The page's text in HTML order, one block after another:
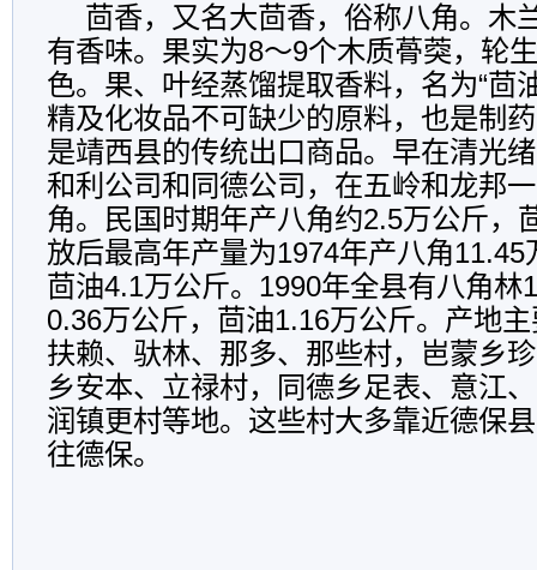
茴香，又名大茴香，俗称八角。木
有香味。果实为8～9个木质蓇葖，轮
色。果、叶经蒸馏提取香料，名为“茴
精及化妆品不可缺少的原料，也是制
是靖西县的传统出口商品。早在清光
和利公司和同德公司，在五岭和龙邦
角。民国时期年产八角约2.5万公斤，
放后最高年产量为1974年产八角11.45
茴油4.1万公斤。1990年全县有八角林
0.36万公斤，茴油1.16万公斤。产地
扶赖、驮林、那多、那些村，岜蒙乡
乡安本、立禄村，同德乡足表、意江
润镇更村等地。这些村大多靠近德保
往德保。